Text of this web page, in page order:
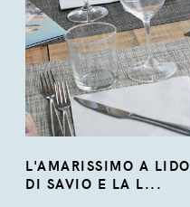
L'AMARISSIMO A LIDO
DI SAVIO E LA L...